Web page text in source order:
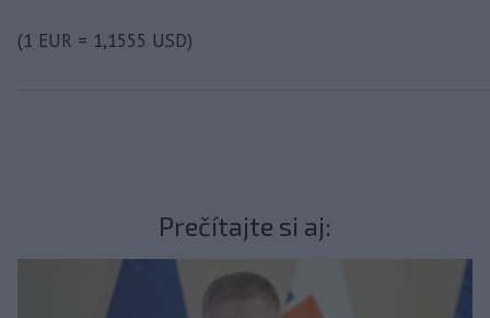
(1 EUR = 1,1555 USD)
Prečítajte si aj: